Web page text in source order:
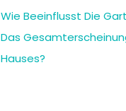
Wie Beeinflusst Die
Das
Hauses?